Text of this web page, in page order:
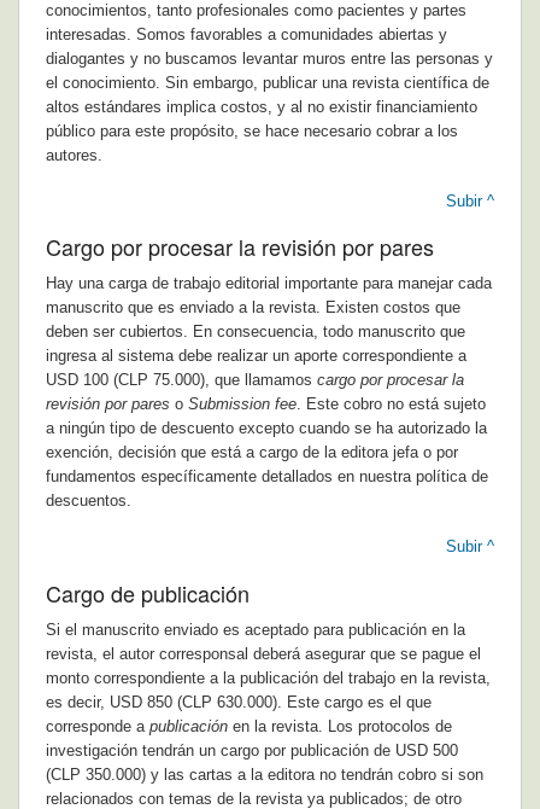
conocimientos, tanto profesionales como pacientes y partes
interesadas. Somos favorables a comunidades abiertas y
dialogantes y no buscamos levantar muros entre las personas y
el conocimiento. Sin embargo, publicar una revista científica de
altos estándares implica costos, y al no existir financiamiento
público para este propósito, se hace necesario cobrar a los
autores.
Subir ^
Cargo por procesar la revisión por pares
Hay una carga de trabajo editorial importante para manejar cada
manuscrito que es enviado a la revista. Existen costos que
deben ser cubiertos. En consecuencia, todo manuscrito que
ingresa al sistema debe realizar un aporte correspondiente a
USD 100 (CLP 75.000), que llamamos cargo por procesar la
revisión por pares o Submission fee. Este cobro no está sujeto
a ningún tipo de descuento excepto cuando se ha autorizado la
exención, decisión que está a cargo de la editora jefa o por
fundamentos específicamente detallados en nuestra política de
descuentos.
Subir ^
Cargo de publicación
Si el manuscrito enviado es aceptado para publicación en la
revista, el autor corresponsal deberá asegurar que se pague el
monto correspondiente a la publicación del trabajo en la revista,
es decir, USD 850 (CLP 630.000). Este cargo es el que
corresponde a publicación en la revista. Los protocolos de
investigación tendrán un cargo por publicación de USD 500
(CLP 350.000) y las cartas a la editora no tendrán cobro si son
relacionados con temas de la revista ya publicados; de otro